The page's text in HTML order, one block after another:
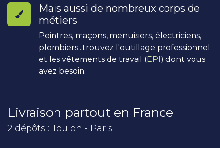
Mais aussi de nombreux corps de
métiers
Peintres, maçons, menuisiers, électriciens,
plombiers...trouvez l'outillage professionnel
et les vêtements de travail (EPI ) dont vous
avez besoin.
Livraison partout en France
2 dépôts : Toulon - Paris